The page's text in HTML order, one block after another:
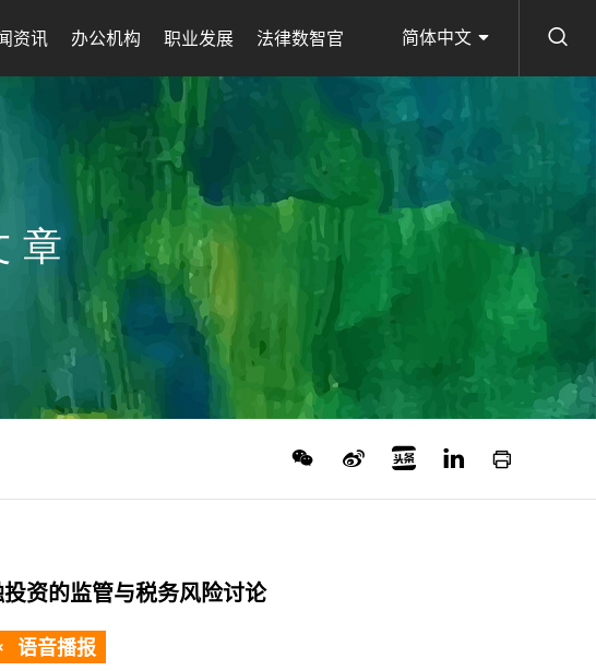
资讯 办公机构 职业发展 法律数智官 简体中文
章
资的监管与税务风险讨论
语音播报